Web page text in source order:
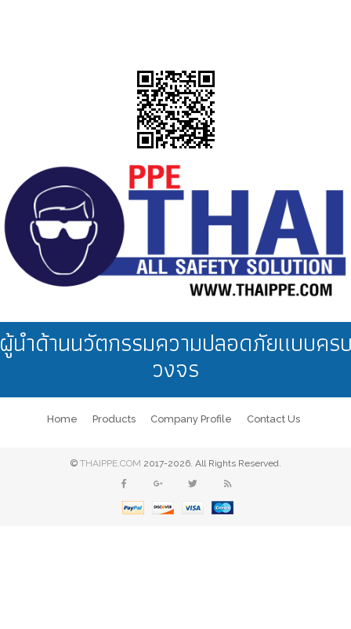
นำด้านนวัตกรรมความปลอดภัยแบบคร
วงจร
Home Products Company Profile Contact Us
© THAIPPE.COM 2017-2026. All Rights Reserved.